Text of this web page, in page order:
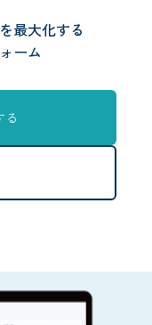
最大化する
ーム
る